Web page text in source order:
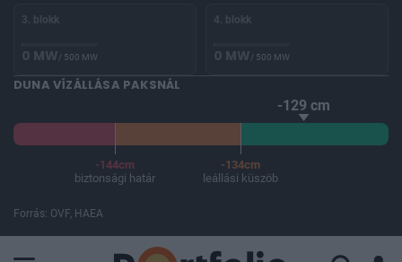
3. blokk
0 MW/ 500 MW
4. blokk
0 MW/ 500 MW
DUNA VÍZÁLLÁSA PAKSNÁL
-129 cm
-144cm
biztonsági határ
-134cm
leállási küszöb
Forrás: OVF, HAEA